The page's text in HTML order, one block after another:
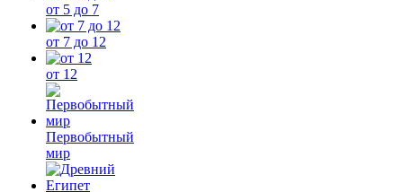
от 5 до 7
от 7 до 12
от 12
Первобытный
мир